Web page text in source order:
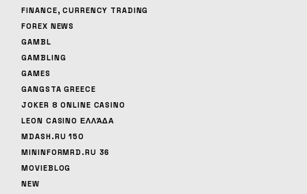
FINANCE, CURRENCY TRADING
FOREX NEWS
GAMBL
GAMBLING
GAMES
GANGSTA GREECE
JOKER 8 ONLINE CASINO
LEON CASINO ΕΛΛΆΔΑ
MDASH.RU 150
MININFORMRD.RU 36
MOVIEBLOG
NEW